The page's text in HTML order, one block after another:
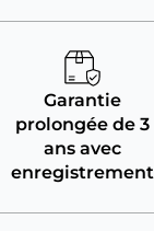
Garantie
prolongée de 3
ans avec
enregistrement